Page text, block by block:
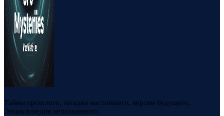
Тайны прошлого, загадки настоящего, версии будущего.
Энциклопедия непознанного.